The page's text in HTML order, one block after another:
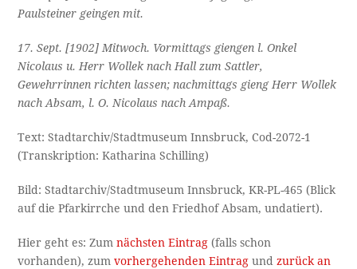
Paulsteiner geingen mit.
17. Sept. [1902] Mitwoch. Vormittags giengen l. Onkel
Nicolaus u. Herr Wollek nach Hall zum Sattler,
Gewehrrinnen richten lassen; nachmittags gieng Herr Wollek
nach Absam, l. O. Nicolaus nach Ampaß.
Text: Stadtarchiv/Stadtmuseum Innsbruck, Cod-2072-1
(Transkription: Katharina Schilling)
Bild: Stadtarchiv/Stadtmuseum Innsbruck, KR-PL-465 (Blick
auf die Pfarkirrche und den Friedhof Absam, undatiert).
Hier geht es: Zumnächsten Eintrag (falls schon
vorhanden), zumvorhergehenden Eintragundzurück an